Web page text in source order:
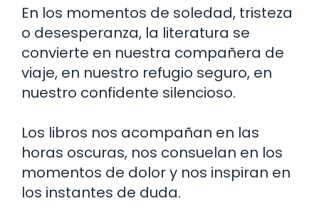
En los momentos de soledad, tristeza
o desesperanza, la literatura se
convierte en nuestra compañera de
viaje, en nuestro refugio seguro, en
nuestro confidente silencioso.
Los libros nos acompañan en las
horas oscuras, nos consuelan en los
momentos de dolor y nos inspiran en
los instantes de duda.